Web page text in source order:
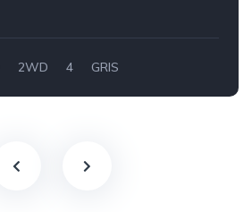
2WD 4 GRIS